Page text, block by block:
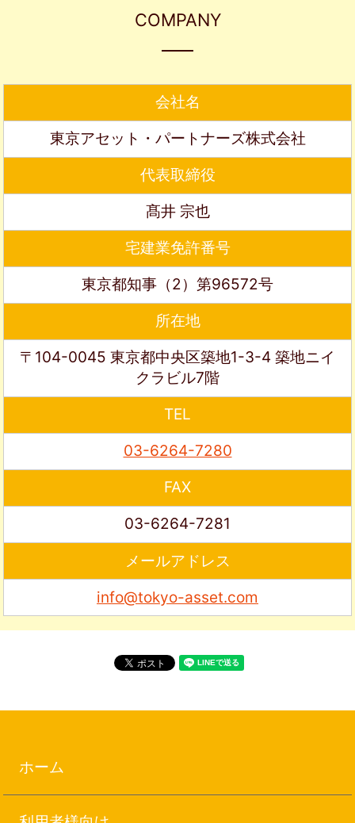
COMPANY
会社名
東京アセット・パートナーズ株式会社
代表取締役
髙井 宗也
宅建業免許番号
東京都知事（2）第96572号
所在地
〒104-0045 東京都中央区築地1-3-4 築地ニイ
クラビル7階
TEL
03-6264-7280
FAX
03-6264-7281
メールアドレス
info@tokyo-asset.com
ホーム